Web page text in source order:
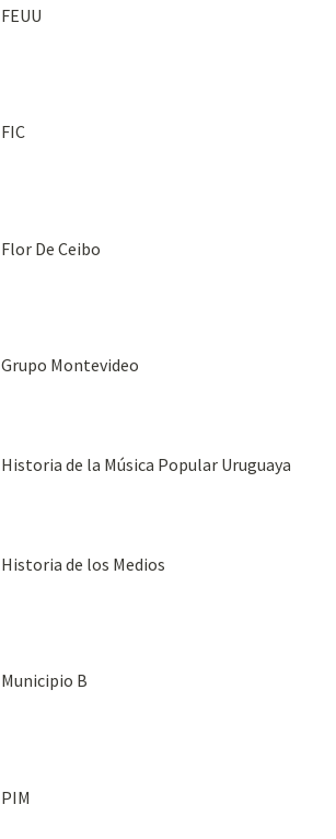
FEUU
FIC
Flor De Ceibo
Grupo Montevideo
Historia de la Música Popular Uruguaya
Historia de los Medios
Municipio B
PIM